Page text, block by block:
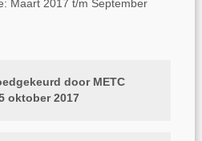
Maart 2017 t/m September
door METC
oktober 2017